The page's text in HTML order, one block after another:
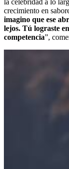
crecimiento en
imagino que ese
lejos. Tú lograste
competencia”,